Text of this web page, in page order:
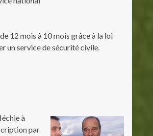
12 mois à 10 mois grâce à la loi
un service de sécurité civile.
à
par